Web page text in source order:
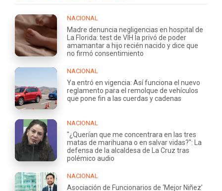
NACIONAL
Madre denuncia negligencias en hospital de
La Florida: test de VIH la privó de poder
amamantar a hijo recién nacido y dice que
no firmó consentimiento
NACIONAL
Ya entró en vigencia: Así funciona el nuevo
reglamento para el remolque de vehículos
que pone fin a las cuerdas y cadenas
NACIONAL
"¿Querían que me concentrara en las tres
matas de marihuana o en salvar vidas?": La
defensa de la alcaldesa de La Cruz tras
polémico audio
NACIONAL
Asociación de Funcionarios de ‘Mejor Niñez’